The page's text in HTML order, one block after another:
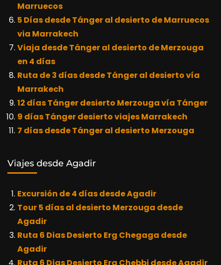
Marruecos
5 Días desde Tánger al desierto de Marruecos
via Marrakech
Viaja desde Tánger al desierto de Merzouga
en 4 días
Ruta de 3 días desde Tánger al desierto vía
Marrakech
12 días Tánger desierto Merzouga vía Tánger
9 días Tánger desierto viajes Marrakech
7 días desde Tánger al desierto Merzouga
Viajes desde Agadir
Excursión de 4 días desde Agadir
Tour 5 días al desierto Merzouga desde
Agadir
Ruta 6 Dias Desierto Erg Chegaga desde
Agadir